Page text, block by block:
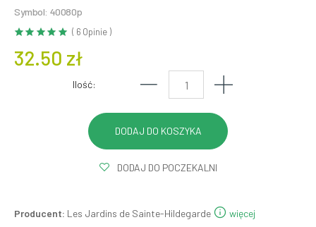
Symbol: 40080p
( 6 Opinie )
32.50 zł
Ilość:
DODAJ DO POCZEKALNI
Producent: Les Jardins de Sainte-Hildegarde
więcej